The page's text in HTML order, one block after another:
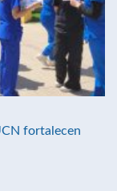
fortalecen